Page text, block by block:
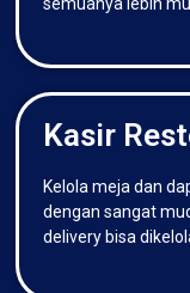
Kasir
Kelola meja dan
dengan sangat
delivery bisa